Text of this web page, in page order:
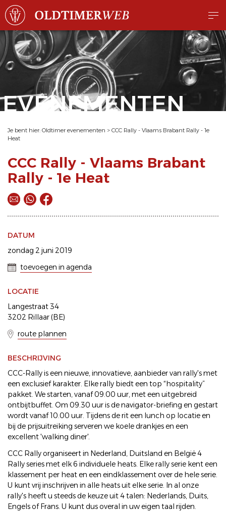
EVENEMENTEN
Je bent hier: Oldtimer evenementen > CCC Rally - Vlaams Brabant Rally - 1e
Heat
CCC Rally - Vlaams Brabant
Rally - 1e Heat
DATUM
zondag 2 juni 2019
toevoegen in agenda
LOCATIE
Langestraat 34
3202 Rillaar (BE)
route plannen
BESCHRIJVING
CCC-Rally is een nieuwe, innovatieve, aanbieder van rally's met
een exclusief karakter. Elke rally biedt een top “hospitality”
pakket. We starten, vanaf 09.00 uur, met een uitgebreid
ontbijtbuffet. Om 09.30 uur is de navigator-briefing en gestart
wordt vanaf 10.00 uur. Tijdens de rit een lunch op locatie en
bij de prijsuitreiking serveren we koele drankjes en een
excellent 'walking diner'.
CCC Rally organiseert in Nederland, Duitsland en België 4
Rally series met elk 6 individuele heats. Elke rally serie kent een
klassement per heat en een eindklassement over de hele serie.
U kunt vrij inschrijven in alle heats uit elke serie. In al onze
rally's heeft u steeds de keuze uit 4 talen: Nederlands, Duits,
Engels of Frans. U kunt dus overal in uw eigen taal rijden.